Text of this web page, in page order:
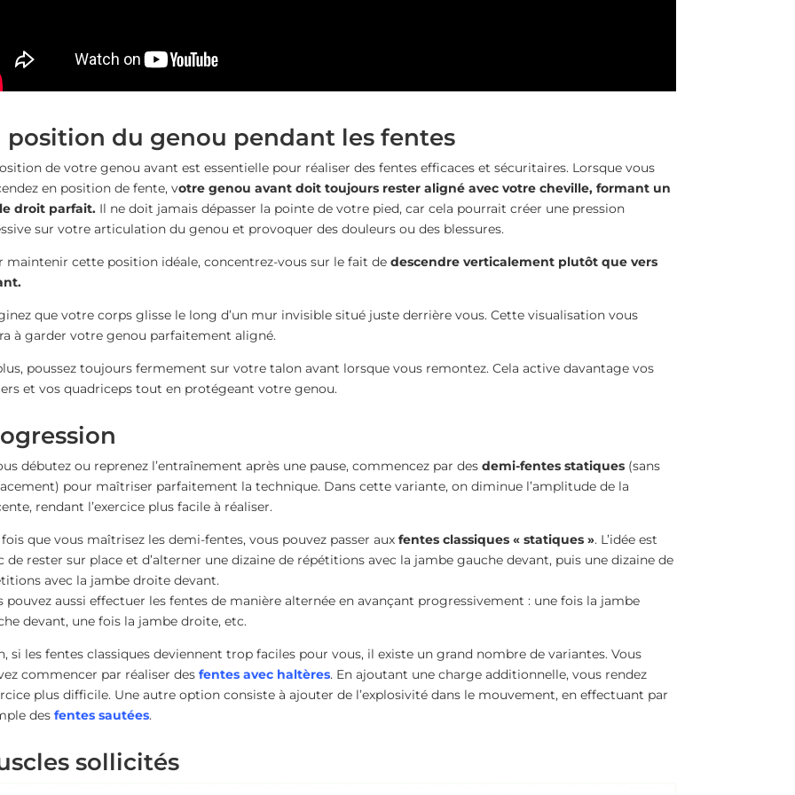
position du genou pendant les fentes
de votre genou avant est essentielle pour réaliser des fentes efficaces et sécuritaires. Lorsque vous
en position de fente, votre genou avant doit toujours rester aligné avec votre cheville, formant un
droit parfait. Il ne doit jamais dépasser la pointe de votre pied, car cela pourrait créer une pression
sur votre articulation du genou et provoquer des douleurs ou des blessures.
maintenir cette position idéale, concentrez-vous sur le fait de descendre verticalement plutôt que vers
que votre corps glisse le long d’un mur invisible situé juste derrière vous. Cette visualisation vous
à garder votre genou parfaitement aligné.
poussez toujours fermement sur votre talon avant lorsque vous remontez. Cela active davantage vos
et vos quadriceps tout en protégeant votre genou.
débutez ou reprenez l’entraînement après une pause, commencez par des demi-fentes statiques(sans
pour maîtriser parfaitement la technique. Dans cette variante, on diminue l’amplitude de la
rendant l’exercice plus facile à réaliser.
que vous maîtrisez les demi-fentes, vous pouvez passer aux fentes classiques « statiques ». L’idée est
de rester sur place et d’alterner une dizaine de répétitions avec la jambe gauche devant, puis une dizaine de
avec la jambe droite devant.
pouvez aussi effectuer les fentes de manière alternée en avançant progressivement : une fois la jambe
devant, une fois la jambe droite, etc.
si les fentes classiques deviennent trop faciles pour vous, il existe un grand nombre de variantes. Vous
commencer par réaliser des fentes avec haltères. En ajoutant une charge additionnelle, vous rendez
plus difficile. Une autre option consiste à ajouter de l’explosivité dans le mouvement, en effectuant par
des fentes sautées.
sollicités